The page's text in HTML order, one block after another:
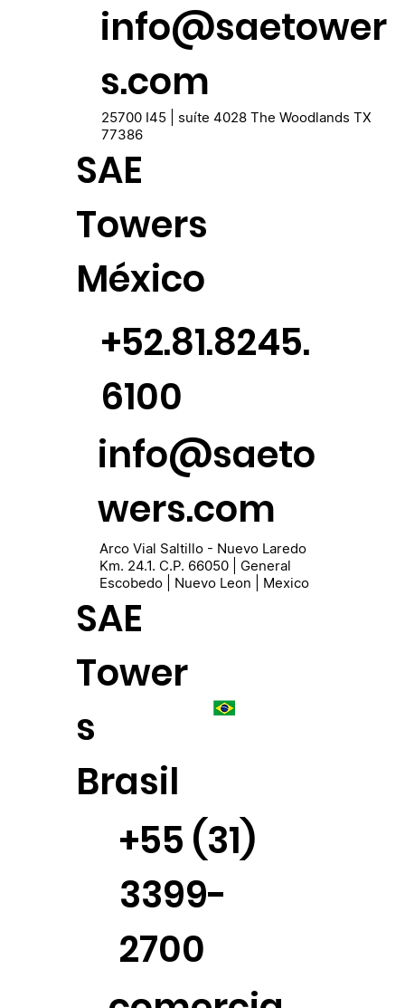
info@saetower
s.com
25700 I45 | suíte 4028 The Woodlands TX
77386
+52.81.8245.
6100
info@saeto
wers.com
Arco Vial Saltillo - Nuevo Laredo
Km. 24.1. C.P. 66050 | General
Escobedo | Nuevo Leon | Mexico
SAE
Towers
México
SAE
Tower
s
Brasil
+55 (31)
3399-
2700